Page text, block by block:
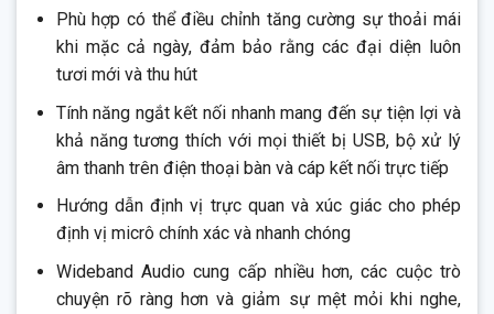
Phù hợp có thể điều chỉnh tăng cường sự thoải mái
khi mặc cả ngày, đảm bảo rằng các đại diện luôn
tươi mới và thu hút
Tính năng ngắt kết nối nhanh mang đến sự tiện lợi và
khả năng tương thích với mọi thiết bị USB, bộ xử lý
âm thanh trên điện thoại bàn và cáp kết nối trực tiếp
Hướng dẫn định vị trực quan và xúc giác cho phép
định vị micrô chính xác và nhanh chóng
Wideband Audio cung cấp nhiều hơn, các cuộc trò
chuyện rõ ràng hơn và giảm sự mệt mỏi khi nghe,